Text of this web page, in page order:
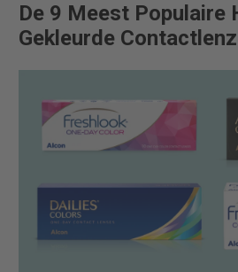
De 9 Meest Populaire
Gekleurde